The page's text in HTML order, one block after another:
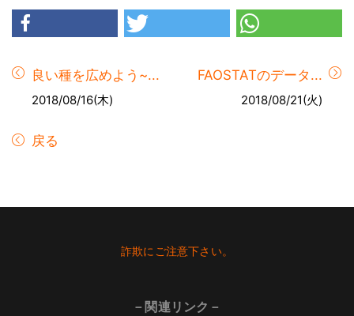
良い種を広めよう~...
2018/08/16(木)
FAOSTATのデータ...
2018/08/21(火)
戻る
詐欺にご注意下さい。
－関連リンク－